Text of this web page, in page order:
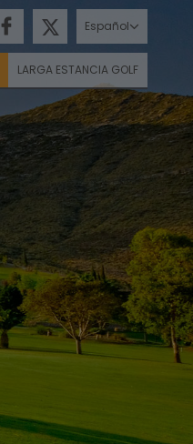
Español
LARGA ESTANCIA GOLF